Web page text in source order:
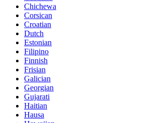
Chichewa
Corsican
Croatian
Dutch
Estonian
Filipino
Finnish
Frisian
Galician
Georgian
Gujarati
Haitian
Hausa